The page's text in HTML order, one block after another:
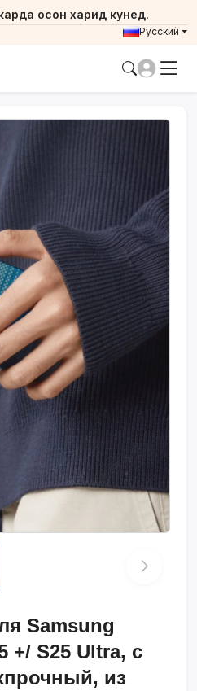
осон харид кунед.
Русский
Samsung
+/ S25 Ultra, с
из